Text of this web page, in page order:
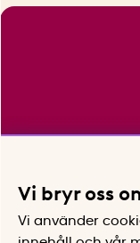
Vi bryr oss
Vi använder